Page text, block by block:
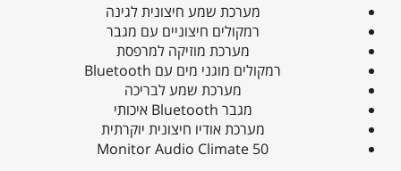
מערכת שמע חיצונית לגינה
רמקולים חיצוניים עם מגבר
מערכת מוזיקה למרפסת
רמקולים מוגני מים עם Bluetooth
מערכת שמע לבריכה
מגבר Bluetooth איכותי
מערכת אודיו חיצונית יוקרתית
Monitor Audio Climate 50